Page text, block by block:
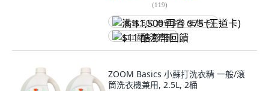
(119)
满 $1,500 再省 $75 (王道卡)
$11 酷澎幣回饋
ZOOM Basics 小蘇打洗衣精 一般/滾
筒洗衣機兼用, 2.5L, 2桶